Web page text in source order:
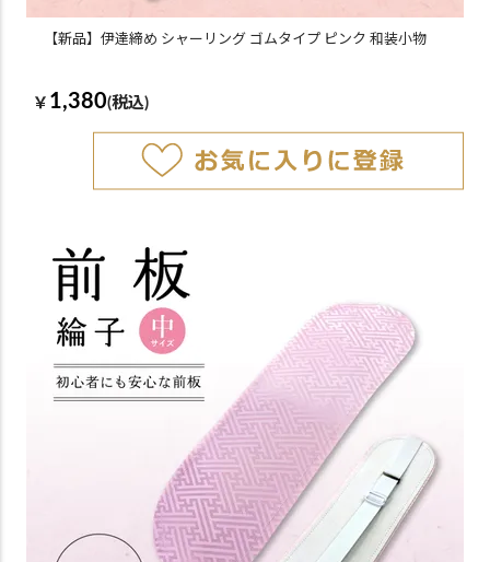
【新品】伊達締め シャーリング ゴムタイプ ピンク 和装小物
￥ 1,380(税込)